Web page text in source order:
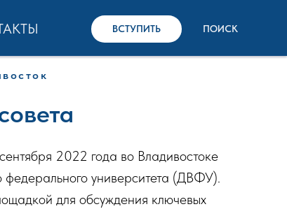
ВСТУПИТЬ ПОИСК
2022 года во Владивостоке
университета (ДВФУ).
для обсуждения ключевых